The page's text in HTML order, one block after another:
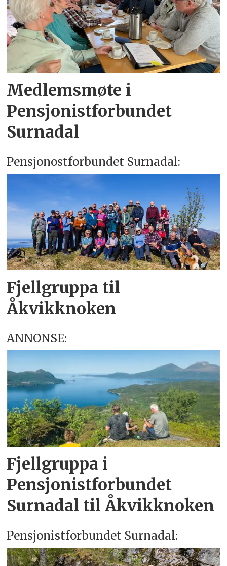
Medlemsmøte i
Pensjonistforbundet
Surnadal
Pensjonostforbundet Surnadal:
Fjellgruppa til
Åkvikknoken
ANNONSE:
Fjellgruppa i
Pensjonistforbundet
Surnadal til Åkvikknoken
Pensjonistforbundet Surnadal: